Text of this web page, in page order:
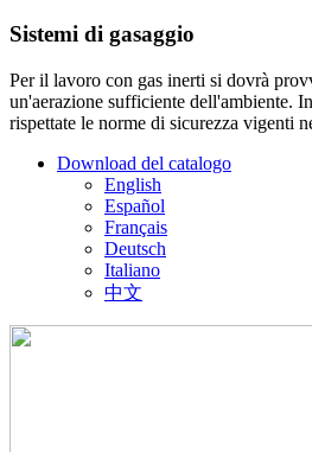
Sistemi di gasaggio
Per il lavoro con gas inerti si dovrà
un'aerazione sufficiente dell'ambiente.
rispettate le norme di sicurezza vigenti
Download del catalogo
English
Español
Français
Deutsch
Italiano
中文